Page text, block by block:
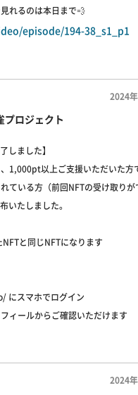
れるのは本日まで💨
episode/194-38_s1_p1
プロジェクト
2024
しました】
1,000pt以上ご支援いただいた方
ている方（前回NFTの受け取り
いたしました。
と同じNFTになります
スマホでログイン
ィールからご確認いただけます
2024